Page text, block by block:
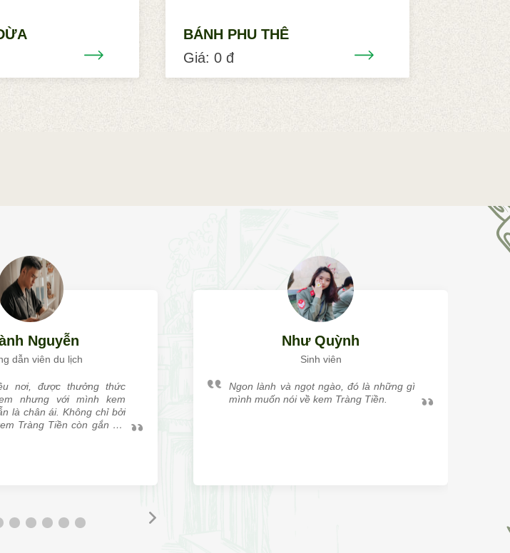
BÁNH PHU THÊ
Giá: 0 đ
Nguyễn
dẫn viên du lịch
nơi, được thưởng thức
nhưng với mình kem
là chân ái. Không chỉ bởi
Tràng Tiền còn gắn với
Như Quỳnh
Sinh viên
Ngon lành và ngọt ngào, đó là những gì
mình muốn nói về kem Tràng Tiền.